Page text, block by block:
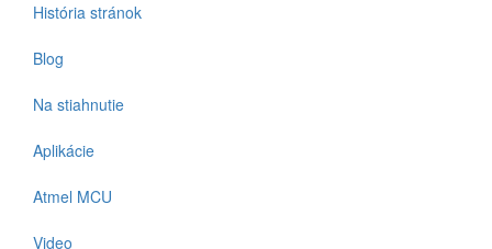
História stránok
Blog
Na stiahnutie
Aplikácie
Atmel MCU
Video